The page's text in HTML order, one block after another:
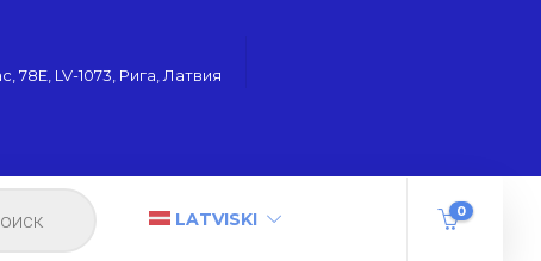
78Е, LV-1073, Рига, Латвия
LATVISKI 0